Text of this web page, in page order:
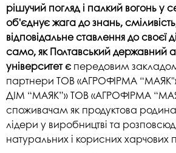
рішучий погляд і палкий вогонь у
об'єднує жага до знань,
відповідальне ставлення до своєї
само, як Полтавський державний
університет є передовим
партнери ТОВ «АГРОФІРМА
ДІМ “МАЯК”» ТОВ «АГРОФІРМА
споживачам як продуктова
лідери у виробництві та
натуральних і корисних харчових